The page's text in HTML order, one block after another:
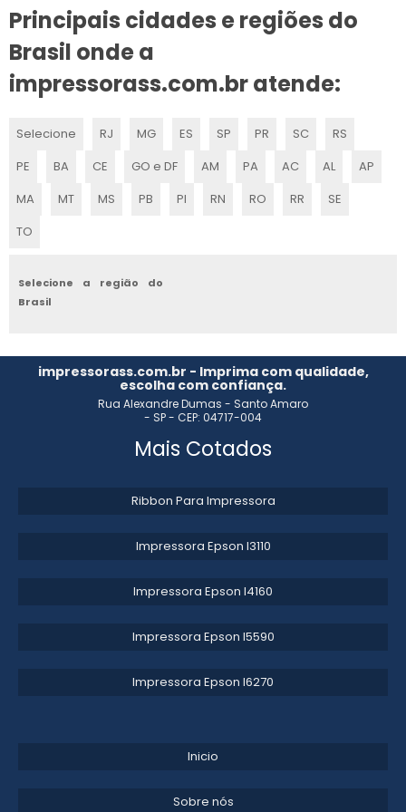
TINTA PARA PINTAR LETRAS PNEU
TINTA LISTRAR FIOS E CABOS
PREÇO DE TINTA PARA PNEU EM SP
COMPRAR TINTA PARA PNEU
TINTA PARA REFORMA DE PNEU
TINTA PARA IMPRESSORA INDUSTRIAL
TINTA PARA BANDA DE ROLDAGEM
FORNECEDOR DE TINTA PARA LISTRAR PNEU
TINTA PARA MOLDE DE PNEU
DISTRIBUIDOR DE TINTA PARA PNEU
Principais cidades e regiões do
Brasil onde a
impressorass.com.br atende:
Selecione RJ MG ES SP PR SC
RS
PE
BA CE GO e DF AM PA AC AL
AP
MA
MT MS PB PI RN RO RR
SE
TO
Selecione a região do
Brasil
impressorass.com.br - Imprima com qualidade,
escolha com confiança.
Rua Alexandre Dumas - Santo Amaro
- SP - CEP: 04717-004
Mais Cotados
Ribbon Para Impressora
Impressora Epson l3110​
Impressora Epson l4160​
Impressora Epson l5590​
Impressora Epson l6270​
Inicio
Sobre nós